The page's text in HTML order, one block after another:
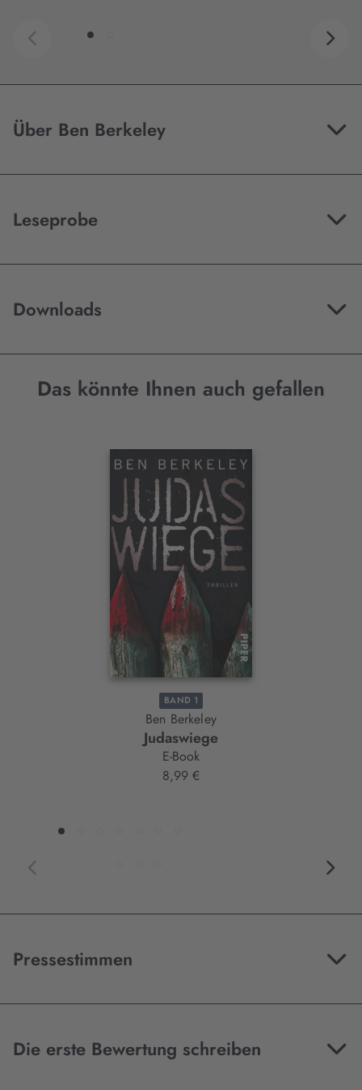
Über Ben Berkeley
Leseprobe
Downloads
Das könnte Ihnen auch gefallen
Interaktives
BAND 1
Ben Berkeley
Judaswiege
E-Book
8,99 €
Pressestimmen
Die erste Bewertung schreiben